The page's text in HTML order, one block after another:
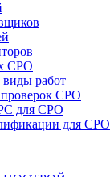
СРО
работ
СРО
для СРО
для СРО